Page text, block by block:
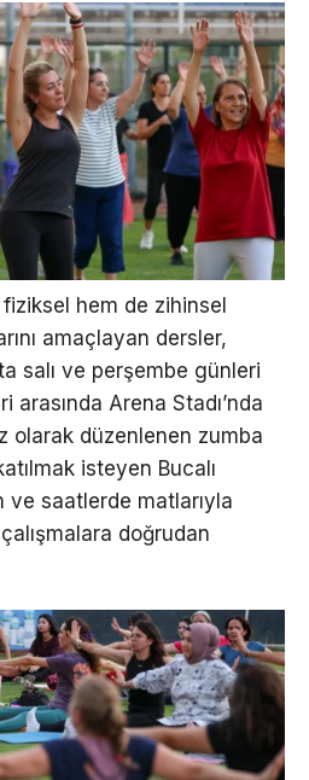
fiziksel hem de zihinsel
amaçlayan dersler,
salı ve perşembe günleri
Arena Stadı’nda
olarak düzenlenen zumba
isteyen Bucalı
ve saatlerde matlarıyla
doğrudan